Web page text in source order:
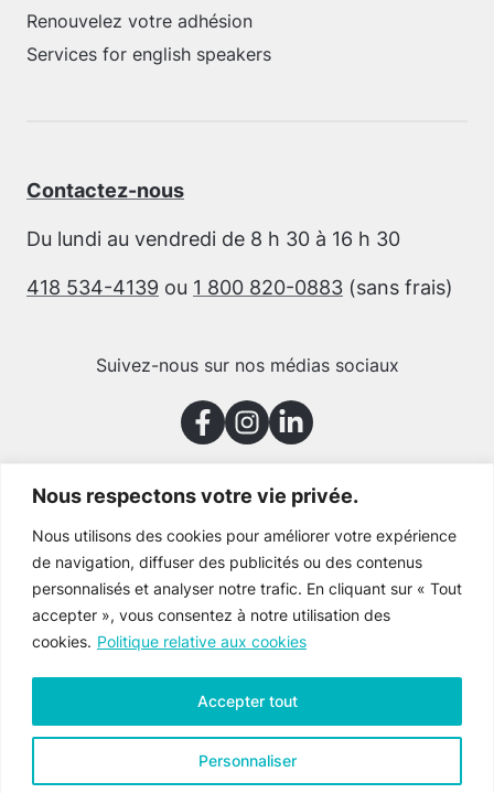
Nous respectons votre vie privée.
Nous utilisons des cookies pour améliorer votre expérience
de navigation, diffuser des publicités ou des contenus
personnalisés et analyser notre trafic. En cliquant sur « Tout
accepter », vous consentez à notre utilisation des
cookies. Politique relative aux cookies
Personnaliser
Accepter tout
Renouvelez votre adhésion
Services for english speakers
Contactez-nous
Du lundi au vendredi de 8 h 30 à 16 h 30
418 534-4139 ou 1 800 820-0883 (sans frais)
Suivez-nous sur nos médias sociaux
Merci à nos partenaires